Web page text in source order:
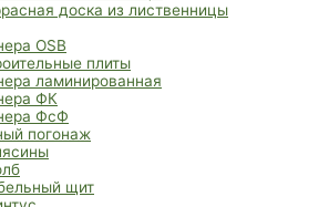
доска из лиственницы
OSB
плиты
ламинированная
ФК
ФсФ
погонаж
щит